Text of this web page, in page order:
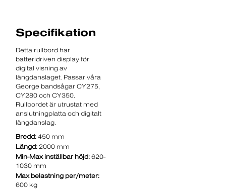
Specifikation
Detta rullbord har
batteridriven display för
digital visning av
längdanslaget. Passar våra
George bandsågar CY275,
CY280 och CY350.
Rullbordet är utrustat med
anslutningplatta och digitalt
längdanslag.
Bredd: 450 mm
Längd: 2000 mm
Min-Max inställbar höjd: 620-
1030 mm
Max belastning per/meter:
600 kg